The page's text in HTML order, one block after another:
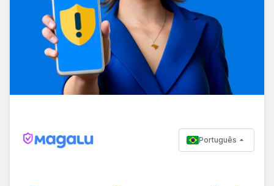
Português